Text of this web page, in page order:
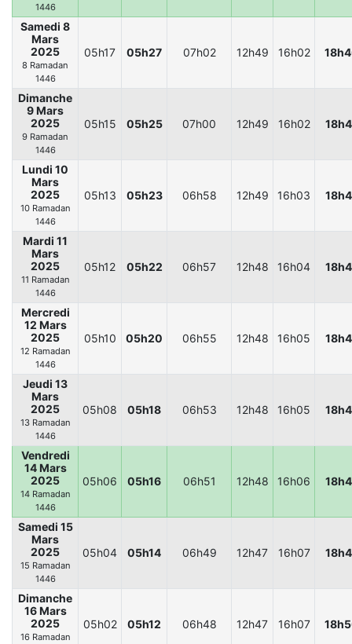
1446
Samedi 8
Mars
2025
8 Ramadan
1446
05h17 05h27 07h02 12h49 16h02
Dimanche
9 Mars
2025
9 Ramadan
1446
05h15 05h25 07h00 12h49 16h02
Lundi 10
Mars
2025
10 Ramadan
1446
05h13 05h23 06h58 12h49 16h03
Mardi 11
Mars
2025
11 Ramadan
1446
05h12 05h22 06h57 12h48 16h04
Mercredi
12 Mars
2025
12 Ramadan
1446
05h10 05h20 06h55 12h48 16h05
Jeudi 13
Mars
2025
13 Ramadan
1446
05h08 05h18 06h53 12h48 16h05
Vendredi
14 Mars
2025
14 Ramadan
1446
05h06 05h16 06h51 12h48 16h06
Samedi 15
Mars
2025
15 Ramadan
1446
05h04 05h14 06h49 12h47 16h07
Dimanche
16 Mars
2025
16 Ramadan
05h02 05h12 06h48 12h47 16h07